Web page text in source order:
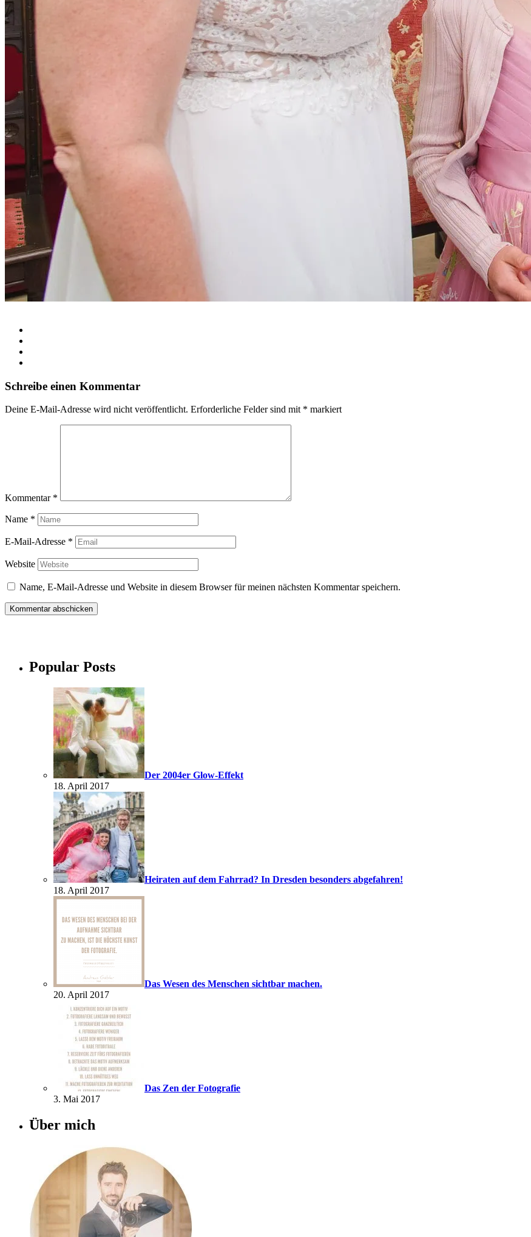
Schreibe einen Kommentar
Deine E-Mail-Adresse wird nicht veröffentlicht. Erforderliche Felder sind mit * markiert
Kommentar *
Name *
E-Mail-Adresse *
Website
Name, E-Mail-Adresse und Website in diesem Browser für meinen nächsten Kommentar speichern.
Popular Posts
Der 2004er Glow-Effekt
18. April 2017
Heiraten auf dem Fahrrad? In Dresden besonders abgefahren!
18. April 2017
Das Wesen des Menschen sichtbar machen.
20. April 2017
Das Zen der Fotografie
3. Mai 2017
Über mich